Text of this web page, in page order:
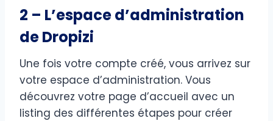
2 – L’espace d’administration
de Dropizi
Une fois votre compte créé, vous arrivez sur
votre espace d’administration. Vous
découvrez votre page d’accueil avec un
listing des différentes étapes pour créer